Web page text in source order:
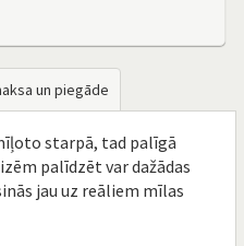
un piegāde
starpā, tad palīgā
palīdzēt var dažādas
jau uz reāliem mīlas